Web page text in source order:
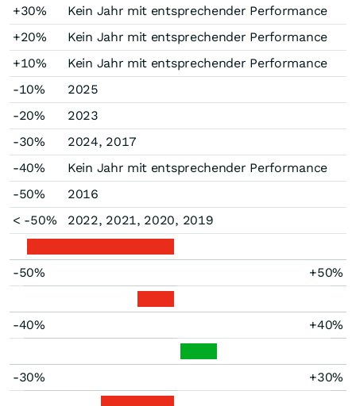
+30%
Kein Jahr mit entsprechender Performance
+20%
Kein Jahr mit entsprechender Performance
+10%
Kein Jahr mit entsprechender Performance
-10%
2025
-20%
2023
-30%
2024, 2017
-40%
Kein Jahr mit entsprechender Performance
-50%
2016
< -50%
2022, 2021, 2020, 2019
-50% +50%
-40% +40%
-30% +30%